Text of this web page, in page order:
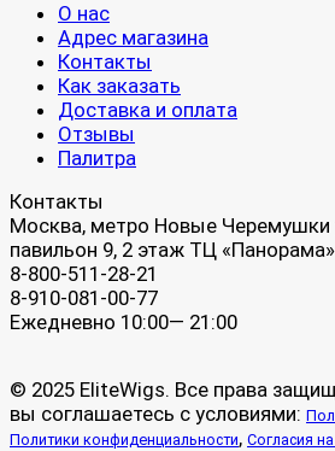
О нас
Адрес магазина
Контакты
Как заказать
Доставка и оплата
Отзывы
Палитра
Контакты
Москва, метро Новые Черемушки
павильон 9, 2 этаж ТЦ «Панорама»
8-800-511-28-21
8-910-081-00-77
Ежедневно 10:00— 21:00
© 2025 EliteWigs. Все права
вы соглашаетесь с условиями:
Политики конфиденциальности, Согласия